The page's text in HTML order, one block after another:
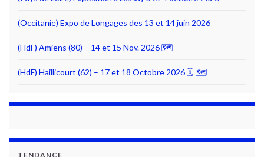
(Occitanie) Expo de Longages des 13 et 14 juin 2026
(HdF) Amiens (80) – 14 et 15 Nov. 2026 🗺
(HdF) Haillicourt (62) – 17 et 18 Octobre 2026 🗓 🗺
TENDANCE